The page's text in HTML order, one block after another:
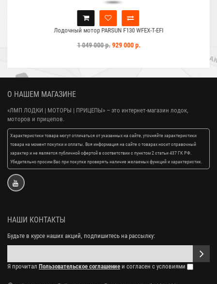
Лодочный мотор PARSUN F130 WFEX-T-EFI
1 049 000 р.929 000 р.
О НАШЕМ МАГАЗИНЕ
«ЛМП ЛОДКИ | МОТОРЫ | ПРИЦЕПЫ» – это интернет-магазин лодок,
моторов и прицепов.
Характеристики товара могут отличаться от указанных на сайте, уточняйте характеристики
товара на момент покупки и оплаты. Вся информация на сайте о товарах носит справочный
характер и не является публичной офертой в соответствии с пунктом 2 статьи 437 ГК РФ.
Убедительно просим Вас при покупке проверять наличие желаемых функций и характеристик.
НАШИ КОНТАКТЫ
Будьте в курсе наших акций, подпишитесь на рассылку:
Я прочитал Пользовательское соглашение и согласен с условиями